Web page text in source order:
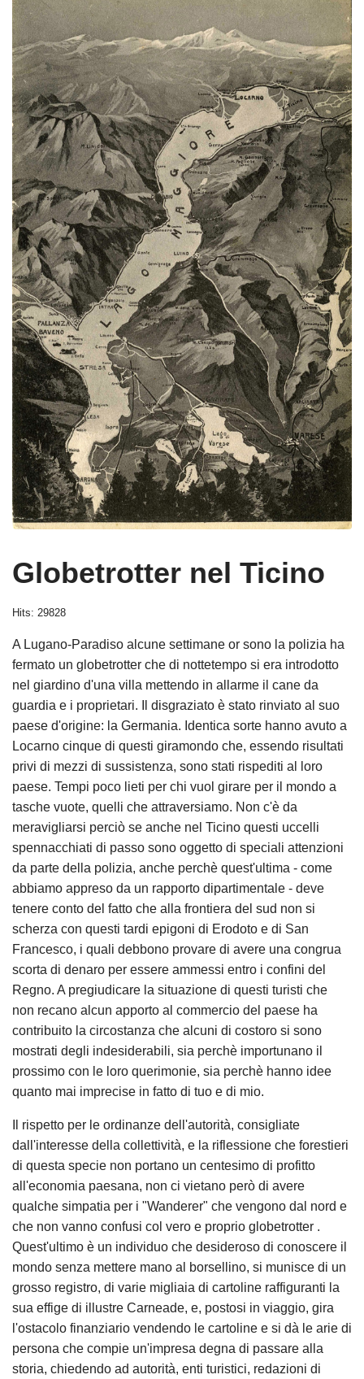
Globetrotter nel Ticino
Hits: 29828
A Lugano-Paradiso alcune settimane or sono la polizia ha
fermato un globetrotter che di nottetempo si era introdotto
nel giardino d'una villa mettendo in allarme il cane da
guardia e i proprietari. Il disgraziato è stato rinviato al suo
paese d'origine: la Germania. Identica sorte hanno avuto a
Locarno cinque di questi giramondo che, essendo risultati
privi di mezzi di sussistenza, sono stati rispediti al loro
paese. Tempi poco lieti per chi vuol girare per il mondo a
tasche vuote, quelli che attraversiamo. Non c'è da
meravigliarsi perciò se anche nel Ticino questi uccelli
spennacchiati di passo sono oggetto di speciali attenzioni
da parte della polizia, anche perchè quest'ultima - come
abbiamo appreso da un rapporto dipartimentale - deve
tenere conto del fatto che alla frontiera del sud non si
scherza con questi tardi epigoni di Erodoto e di San
Francesco, i quali debbono provare di avere una congrua
scorta di denaro per essere ammessi entro i confini del
Regno. A pregiudicare la situazione di questi turisti che
non recano alcun apporto al commercio del paese ha
contribuito la circostanza che alcuni di costoro si sono
mostrati degli indesiderabili, sia perchè importunano il
prossimo con le loro querimonie, sia perchè hanno idee
quanto mai imprecise in fatto di tuo e di mio.
Il rispetto per le ordinanze dell'autorità, consigliate
dall'interesse della collettività, e la riflessione che forestieri
di questa specie non portano un centesimo di profitto
all'economia paesana, non ci vietano però di avere
qualche simpatia per i "Wanderer" che vengono dal nord e
che non vanno confusi col vero e proprio globetrotter .
Quest'ultimo è un individuo che desideroso di conoscere il
mondo senza mettere mano al borsellino, si munisce di un
grosso registro, di varie migliaia di cartoline raffiguranti la
sua effige di illustre Carneade, e, postosi in viaggio, gira
l'ostacolo finanziario vendendo le cartoline e si dà le arie di
persona che compie un'impresa degna di passare alla
storia, chiedendo ad autorità, enti turistici, redazioni di